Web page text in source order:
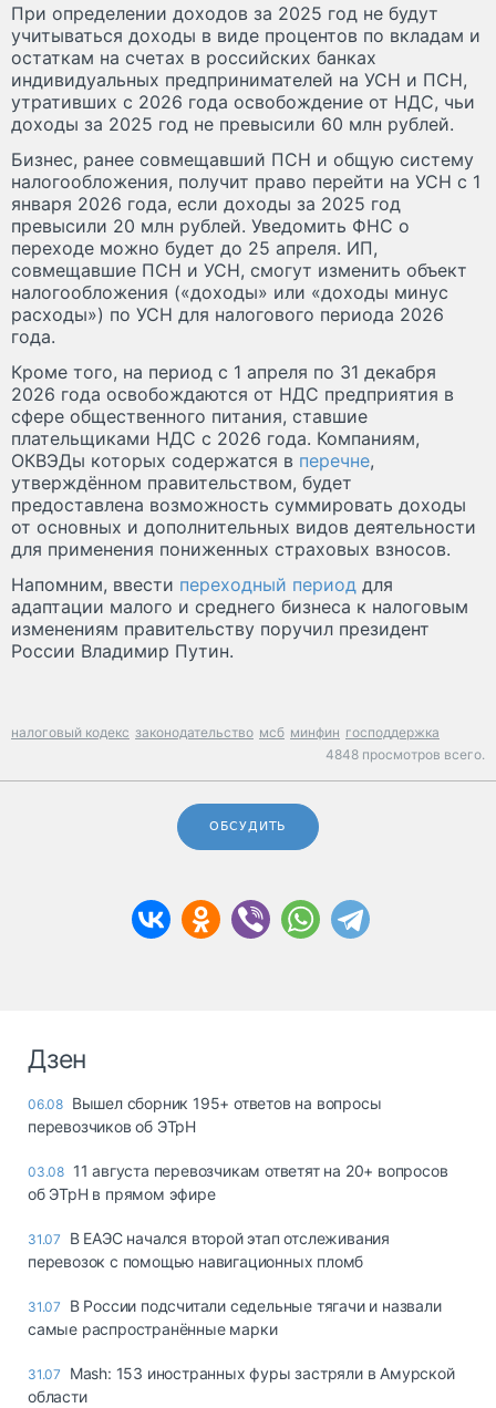
При определении доходов за 2025 год не будут
учитываться доходы в виде процентов по вкладам и
остаткам на счетах в российских банках
индивидуальных предпринимателей на УСН и ПСН,
утративших с 2026 года освобождение от НДС, чьи
доходы за 2025 год не превысили 60 млн рублей.
Бизнес, ранее совмещавший ПСН и общую систему
налогообложения, получит право перейти на УСН с 1
января 2026 года, если доходы за 2025 год
превысили 20 млн рублей. Уведомить ФНС о
переходе можно будет до 25 апреля. ИП,
совмещавшие ПСН и УСН, смогут изменить объект
налогообложения («доходы» или «доходы минус
расходы») по УСН для налогового периода 2026
года.
Кроме того, на период с 1 апреля по 31 декабря
2026 года освобождаются от НДС предприятия в
сфере общественного питания, ставшие
плательщиками НДС с 2026 года. Компаниям,
ОКВЭДы которых содержатся в перечне,
утверждённом правительством, будет
предоставлена возможность суммировать доходы
от основных и дополнительных видов деятельности
для применения пониженных страховых взносов.
Напомним, ввести переходный период для
адаптации малого и среднего бизнеса к налоговым
изменениям правительству поручил президент
России Владимир Путин.
налоговый кодекс законодательство мсб минфин господдержка
4848 просмотров всего.
ОБСУДИТЬ
Дзен
06.08 Вышел сборник 195+ ответов на вопросы
перевозчиков об ЭТрН
03.08 11 августа перевозчикам ответят на 20+ вопросов
об ЭТрН в прямом эфире
31.07
В ЕАЭС начался второй этап отслеживания
перевозок с помощью навигационных пломб
31.07
В России подсчитали седельные тягачи и назвали
самые распространённые марки
31.07
Mash: 153 иностранных фуры застряли в Амурской
области